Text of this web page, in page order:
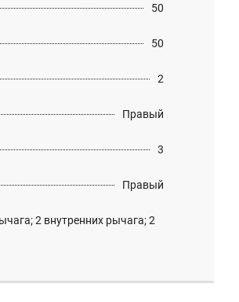
50
50
2
Правый
3
Правый
2 внутренних рычага; 2